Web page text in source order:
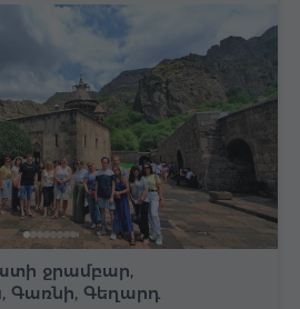
ջրամբար,
Գառնի, Գեղարդ